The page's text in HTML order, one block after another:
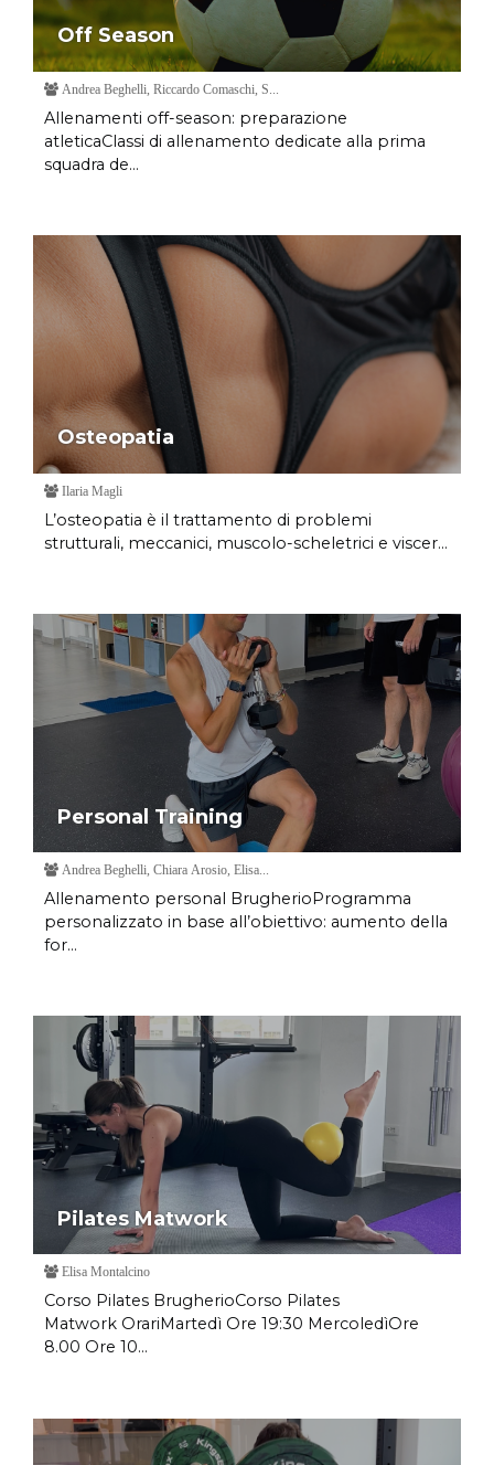
Off Season
Andrea Beghelli, Riccardo Comaschi, S...
Allenamenti off-season: preparazione
atleticaClassi di allenamento dedicate alla prima
squadra de...
Osteopatia
Ilaria Magli
L’osteopatia è il trattamento di problemi
strutturali, meccanici, muscolo-scheletrici e viscer...
Personal Training
Andrea Beghelli, Chiara Arosio, Elisa...
Allenamento personal BrugherioProgramma
personalizzato in base all’obiettivo: aumento della
for...
Pilates Matwork
Elisa Montalcino
Corso Pilates BrugherioCorso Pilates
Matwork OrariMartedì Ore 19:30 MercoledìOre
8.00 Ore 10...